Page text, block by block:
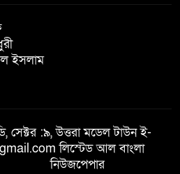
খালেদা জিয়ার শারীরিক অবস্থা এখনো
অনিশ্চিত
বিজয় দিবসে দীঘিনালায় জামায়াতে
ইসলামীর বর্ণাঢ্য র‍্যালি
ইসলাম
:৯, উত্তরা মডেল টাউন ই-
লিস্টেড আল বাংলা
নিউজপেপার